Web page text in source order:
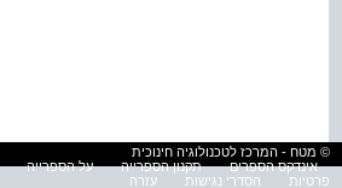
© מטח - המרכז לטכנולוגיה חינוכית
אינדקס הספרים
תקנון הספרייה על הספרייה
פרטיות
הסדרי נגישות עזרה